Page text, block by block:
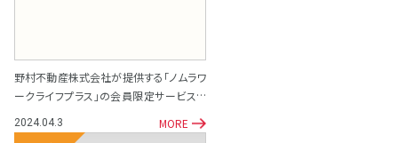
野村不動産株式会社が提供する「ノムラワ
ークライフプラス」の会員限定サービスと
2024.04.3 MORE